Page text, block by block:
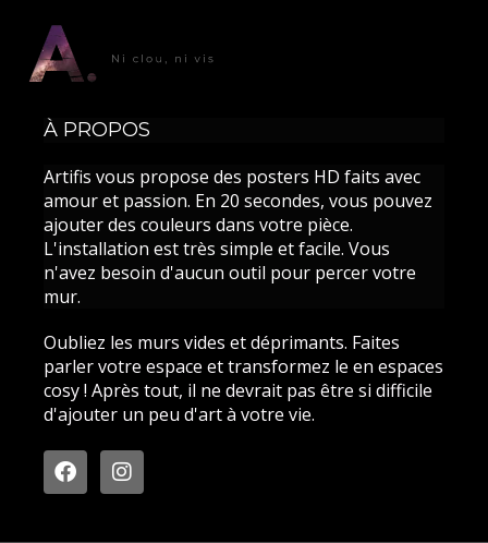
À PROPOS
Artifis vous propose des posters HD faits avec
amour et passion. En 20 secondes, vous pouvez
ajouter des couleurs dans votre pièce.
L'installation est très simple et facile. Vous
n'avez besoin d'aucun outil pour percer votre
mur.
Oubliez les murs vides et déprimants. Faites
parler votre espace et transformez le en espaces
cosy ! Après tout, il ne devrait pas être si difficile
d'ajouter un peu d'art à votre vie.
F
a
c
I
n
s